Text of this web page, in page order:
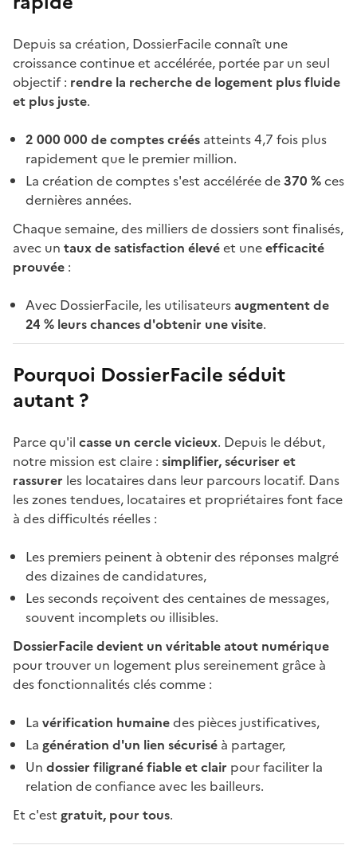
Depuis sa création, DossierFacile connaît une
croissance continue et accélérée, portée par un seul
objectif : rendre la recherche de logement plus fluide
et plus juste.
2 000 000 de comptes créés atteints 4,7 fois plus
rapidement que le premier million.
La création de comptes s'est accélérée de370 %ces
dernières années.
Chaque semaine, des milliers de dossiers sont finalisés,
avec un taux de satisfaction élevéet uneefficacité
prouvée :
Avec DossierFacile, les utilisateursaugmentent de
24 % leurs chances d'obtenir une visite.
Pourquoi DossierFacile séduit
autant ?
Parce qu'il casse un cercle vicieux. Depuis le début,
notre mission est claire : simplifier, sécuriser et
rassurer les locataires dans leur parcours locatif. Dans
les zones tendues, locataires et propriétaires font face
à des difficultés réelles :
Les premiers peinent à obtenir des réponses malgré
des dizaines de candidatures,
Les seconds reçoivent des centaines de messages,
souvent incomplets ou illisibles.
DossierFacile devient un véritable atout numérique
pour trouver un logement plus sereinement grâce à
des fonctionnalités clés comme :
La vérification humainedes pièces justificatives,
La génération d'un lien sécurisé à partager,
Un dossier filigrané fiable et clair pour faciliter la
relation de confiance avec les bailleurs.
Et c'est gratuit, pour tous.